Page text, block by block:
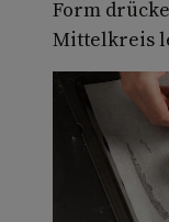
Form
Mittelkreis